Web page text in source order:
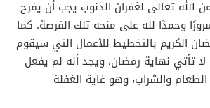
الله تعالى لغفران الذنوب يجب أن يفرح
وحمدًا لله على منحه تلك الفرصة. كما
الكريم بالتخطيط للأعمال التي سيقوم
تأتي نهاية رمضان، ويجد أنه لم يفعل
والشراب، وهو غاية الغفلة